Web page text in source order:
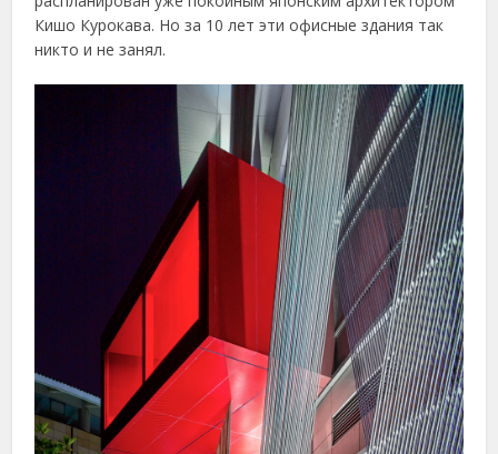
Кишо Курокава. Но за 10 лет эти офисные здания так
никто и не занял.